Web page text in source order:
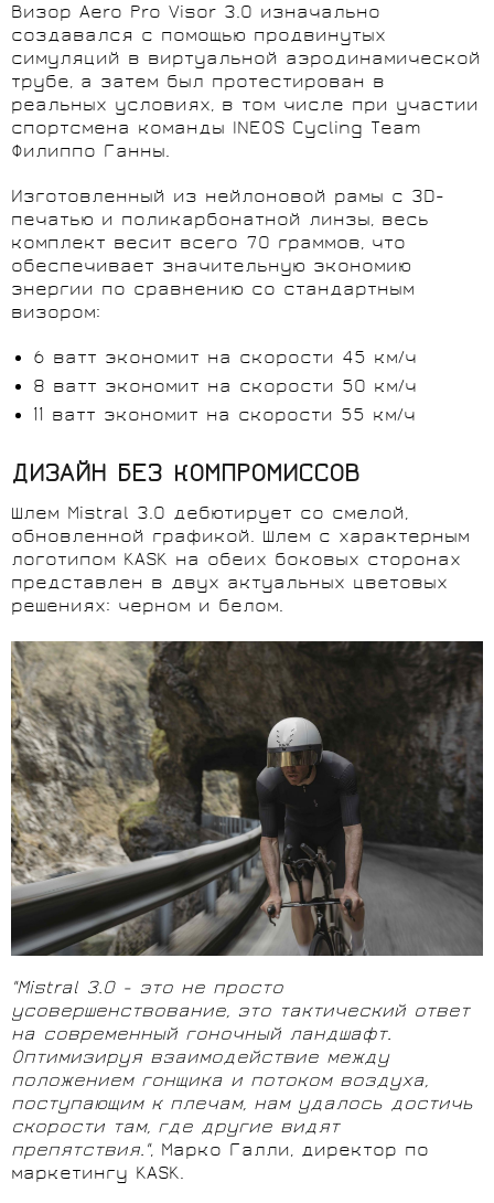
Визор Aero Pro Visor 3.0 изначально
создавался с помощью продвинутых
симуляций в виртуальной аэродинамической
трубе, а затем был протестирован в
реальных условиях, в том числе при участии
спортсмена команды INEOS Cycling Team
Филиппо Ганны.
Изготовленный из нейлоновой рамы с 3D-
печатью и поликарбонатной линзы, весь
комплект весит всего 70 граммов, что
обеспечивает значительную экономию
энергии по сравнению со стандартным
визором:
6 ватт экономит на скорости 45 км/ч
8 ватт экономит на скорости 50 км/ч
11 ватт экономит на скорости 55 км/ч
ДИЗАЙН БЕЗ КОМПРОМИССОВ
Шлем Mistral 3.0 дебютирует со смелой,
обновленной графикой. Шлем с характерным
логотипом KASK на обеих боковых сторонах
представлен в двух актуальных цветовых
решениях: черном и белом.
"Mistral 3.0 - это не просто
усовершенствование, это тактический ответ
на современный гоночный ландшафт.
Оптимизируя взаимодействие между
положением гонщика и потоком воздуха,
поступающим к плечам, нам удалось достичь
скорости там, где другие видят
препятствия.", Марко Галли, директор по
маркетингу KASK.